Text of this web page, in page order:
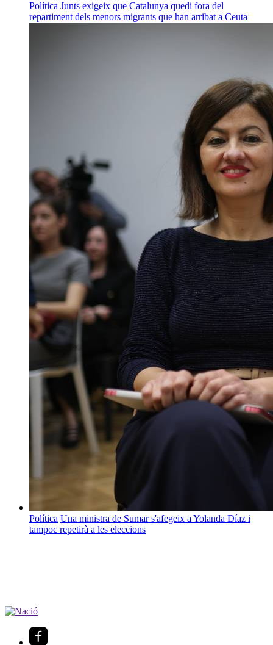
Política Junts exigeix que Catalunya quedi fora del
repartiment dels menors migrants que han arribat a Ceuta
Política Una ministra de Sumar s'afegeix a Yolanda Díaz i
tampoc repetirà a les eleccions